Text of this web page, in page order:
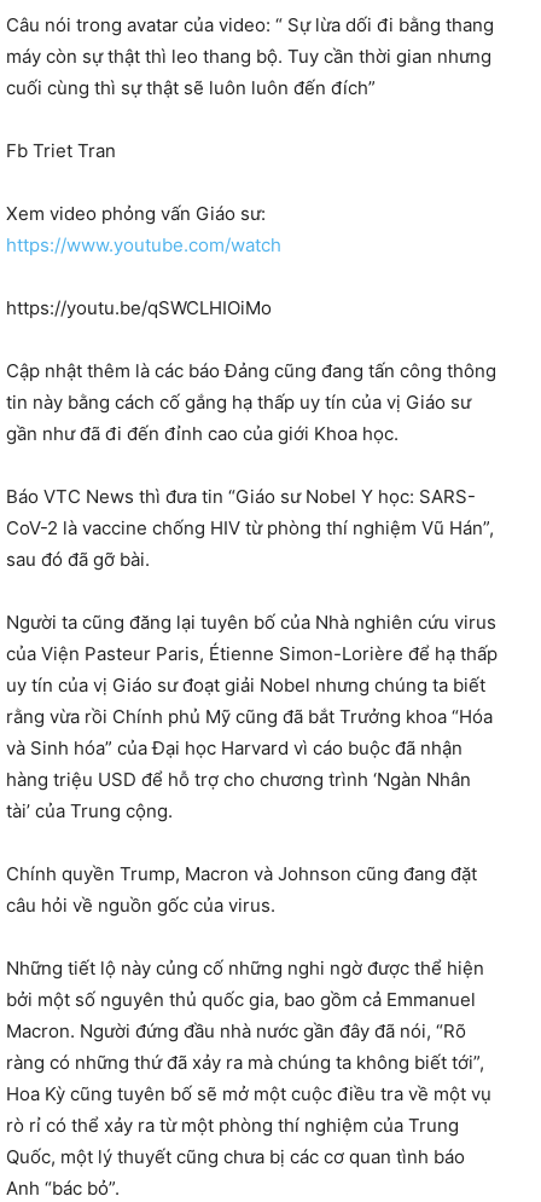
Câu nói trong avatar của video: “ Sự lừa dối đi bằng thang
máy còn sự thật thì leo thang bộ. Tuy cần thời gian nhưng
cuối cùng thì sự thật sẽ luôn luôn đến đích”
Fb Triet Tran
Xem video phỏng vấn Giáo sư:
https://www.youtube.com/watch
https://youtu.be/qSWCLHIOiMo
Cập nhật thêm là các báo Đảng cũng đang tấn công thông
tin này bằng cách cố gắng hạ thấp uy tín của vị Giáo sư
gần như đã đi đến đỉnh cao của giới Khoa học.
Báo VTC News thì đưa tin “Giáo sư Nobel Y học: SARS-
CoV-2 là vaccine chống HIV từ phòng thí nghiệm Vũ Hán”,
sau đó đã gỡ bài.
Người ta cũng đăng lại tuyên bố của Nhà nghiên cứu virus
của Viện Pasteur Paris, Étienne Simon-Lorière để hạ thấp
uy tín của vị Giáo sư đoạt giải Nobel nhưng chúng ta biết
rằng vừa rồi Chính phủ Mỹ cũng đã bắt Trưởng khoa “Hóa
và Sinh hóa” của Đại học Harvard vì cáo buộc đã nhận
hàng triệu USD để hỗ trợ cho chương trình ‘Ngàn Nhân
tài’ của Trung cộng.
Chính quyền Trump, Macron và Johnson cũng đang đặt
câu hỏi về nguồn gốc của virus.
Những tiết lộ này củng cố những nghi ngờ được thể hiện
bởi một số nguyên thủ quốc gia, bao gồm cả Emmanuel
Macron. Người đứng đầu nhà nước gần đây đã nói, “Rõ
ràng có những thứ đã xảy ra mà chúng ta không biết tới”,
Hoa Kỳ cũng tuyên bố sẽ mở một cuộc điều tra về một vụ
rò rỉ có thể xảy ra từ một phòng thí nghiệm của Trung
Quốc, một lý thuyết cũng chưa bị các cơ quan tình báo
Anh “bác bỏ”.